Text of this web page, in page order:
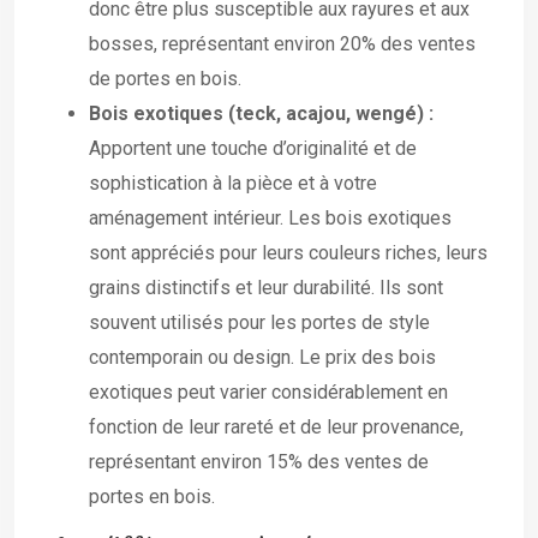
donc être plus susceptible aux rayures et aux
bosses, représentant environ 20% des ventes
de portes en bois.
Bois exotiques (teck, acajou, wengé) :
Apportent une touche d’originalité et de
sophistication à la pièce et à votre
aménagement intérieur. Les bois exotiques
sont appréciés pour leurs couleurs riches, leurs
grains distinctifs et leur durabilité. Ils sont
souvent utilisés pour les portes de style
contemporain ou design. Le prix des bois
exotiques peut varier considérablement en
fonction de leur rareté et de leur provenance,
représentant environ 15% des ventes de
portes en bois.